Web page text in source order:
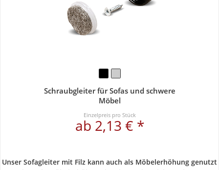
Schraubgleiter für Sofas und schwere
Möbel
Einzelpreis pro Stück
ab 2,13 € *
Unser Sofagleiter mit Filz kann auch als Möbelerhöhung genutzt